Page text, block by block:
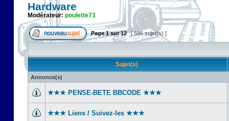
Hardware
Modérateur: poulette73
Page1sur12 [ 586 sujet(s) ]
Sujet(s)
Annonce(s)
★★★ PENSE-BETE BBCODE ★★★
★★★ Liens / Suivez-les ★★★